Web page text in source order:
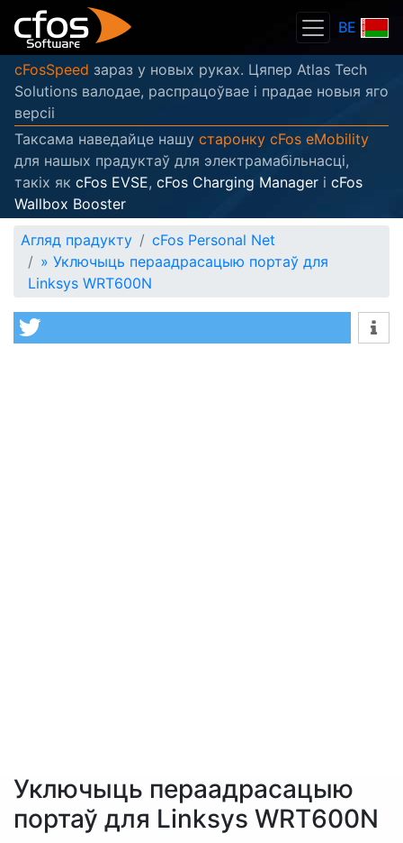
BE
cFosSpeed зараз у новых руках. Цяпер Atlas Tech
Solutions валодае, распрацоўвае і прадае новыя яго
версіі
Таксама наведайце нашу старонку cFos eMobility
для нашых прадуктаў для электрамабільнасці,
такіх як cFos EVSE, cFos Charging Manager і cFos
Wallbox Booster
Агляд прадукту
cFos Personal Net
» Уключыць пераадрасацыю портаў для
Linksys WRT600N
Уключыць пераадрасацыю
портаў для Linksys WRT600N